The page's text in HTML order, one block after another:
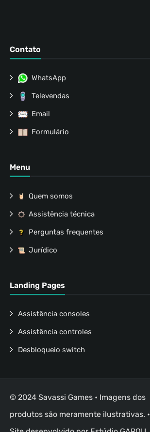
Contato
WhatsApp
Televendas
Email
Formulário
Menu
Quem somos
Assistência técnica
Perguntas frequentes
Jurídico
Landing Pages
Assistência consoles
Assistência controles
Desbloqueio switch
© 2024 Savassi Games • Imagens dos
produtos são meramente ilustrativas. •